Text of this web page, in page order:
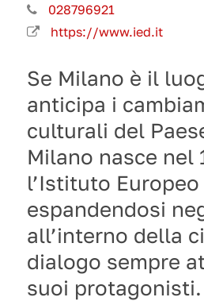
028796921
https://www.ied.it
Se Milano è il
anticipa i
culturali del
Milano nasce nel
l’Istituto
espandendosi
all’interno della
dialogo sempre
suoi protagonisti.